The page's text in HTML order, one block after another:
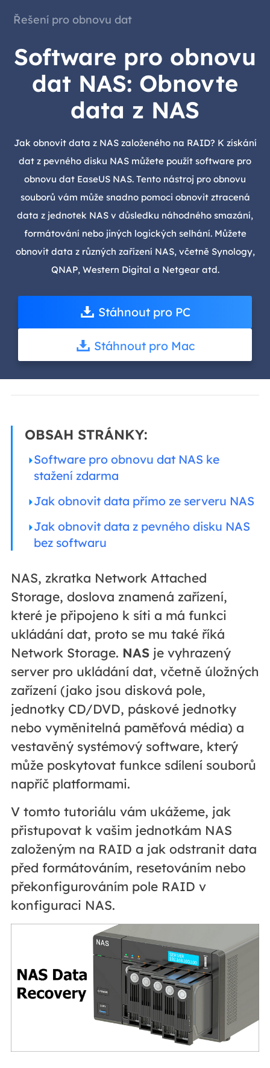
Řešení pro obnovu dat
Software pro obnovu
dat NAS: Obnovte
data z NAS
Jak obnovit data z NAS založeného na RAID? K získání
dat z pevného disku NAS můžete použít software pro
obnovu dat EaseUS NAS. Tento nástroj pro obnovu
souborů vám může snadno pomoci obnovit ztracená
data z jednotek NAS v důsledku náhodného smazání,
formátování nebo jiných logických selhání. Můžete
obnovit data z různých zařízení NAS, včetně Synology,
QNAP, Western Digital a Netgear atd.
Stáhnout pro PC
Stáhnout pro Mac
OBSAH STRÁNKY:
Software pro obnovu dat NAS ke
stažení zdarma
Jak obnovit data přímo ze serveru NAS
Jak obnovit data z pevného disku NAS
bez softwaru
NAS, zkratka Network Attached
Storage, doslova znamená zařízení,
které je připojeno k síti a má funkci
ukládání dat, proto se mu také říká
Network Storage. NASje vyhrazený
server pro ukládání dat, včetně úložných
zařízení (jako jsou disková pole,
jednotky CD/DVD, páskové jednotky
nebo vyměnitelná paměťová média) a
vestavěný systémový software, který
může poskytovat funkce sdílení souborů
napříč platformami.
V tomto tutoriálu vám ukážeme, jak
přistupovat k vašim jednotkám NAS
založeným na RAID a jak odstranit data
před formátováním, resetováním nebo
překonfigurováním pole RAID v
konfiguraci NAS.